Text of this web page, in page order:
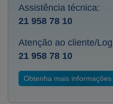
Assistência técnica:
21 958 78 10
Atenção ao cliente/
21 958 78 10
Obtenha mais informações